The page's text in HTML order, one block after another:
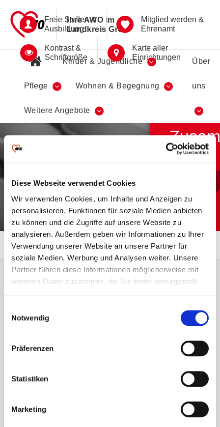
Diese Webseite verwendet Cookies
Wir verwenden Cookies, um Inhalte und Anzeigen zu
personalisieren, Funktionen für soziale Medien anbieten
zu können und die Zugriffe auf unsere Website zu
analysieren. Außerdem geben wir Informationen zu Ihrer
Verwendung unserer Website an unsere Partner für
soziale Medien, Werbung und Analysen weiter. Unsere
Partner führen diese Informationen möglicherweise mit
weiteren Daten zusammen, die Sie ihnen bereitgestellt
Notwendig
Präferenzen
Statistiken
Marketing
Ihre AWO im
Landkreis Greiz
Freie Stellen &
Ausbildung
Mitglied werden &
Ehrenamt
Kontrast &
Schriftgröße
Karte aller
Einrichtungen
Kinder & Jugendliche
Pflege Wohnen & Begegnung
Weitere Angebote
Über
uns
Berga
fördert
Übersicht Anfahrt
An dieser Stelle finden Sie einen externen Inhalt,
der die Seite ergänzt. Sie können ihn sich mit
ausblenden.
angezeigt werden. Damit können personenbezogene
Daten an Drittplattformen übermittelt werden.
Mehr dazu